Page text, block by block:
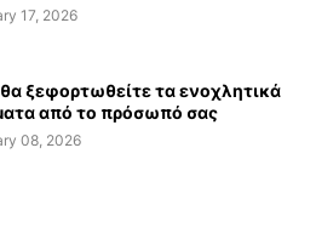
17, 2026
ξεφορτωθείτε τα ενοχλητικά
από το πρόσωπό σας
08, 2026